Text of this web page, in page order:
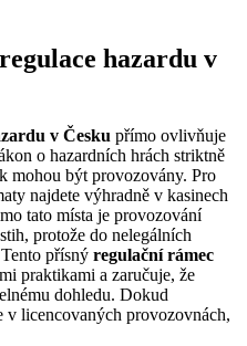
hazardu v
v Česku přímo ovlivňuje
o hazardních hrách striktně
mohou být provozovány. Pro
najdete výhradně v kasinech
tato místa je provozování
protože do nelegálních
přísný regulační rámec
praktikami a zaručuje, že
dohledu. Dokud
v licencovaných provozovnách,